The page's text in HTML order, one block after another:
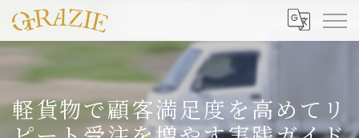
軽貨物で顧客満足度を高めてリ